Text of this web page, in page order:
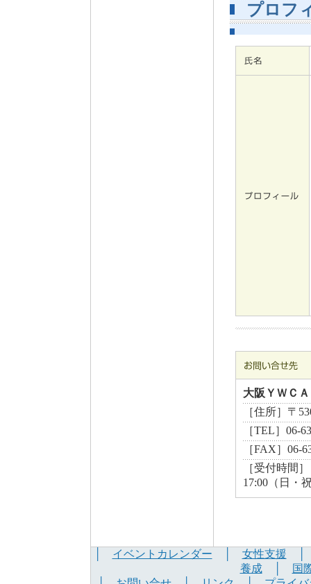
プロフ
大阪ＹＷＣＡ
［住所］〒
［TEL］06-
［FAX］06-
［受付時間
17:00（日・
イベントカレンダー 女性支援
養成│
国